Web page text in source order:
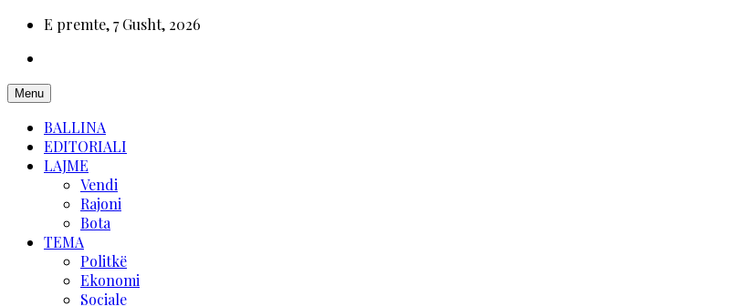
E premte, 7 Gusht, 2026
Menu
BALLINA
EDITORIALI
LAJME
Vendi
Rajoni
Bota
TEMA
Politkë
Ekonomi
Sociale